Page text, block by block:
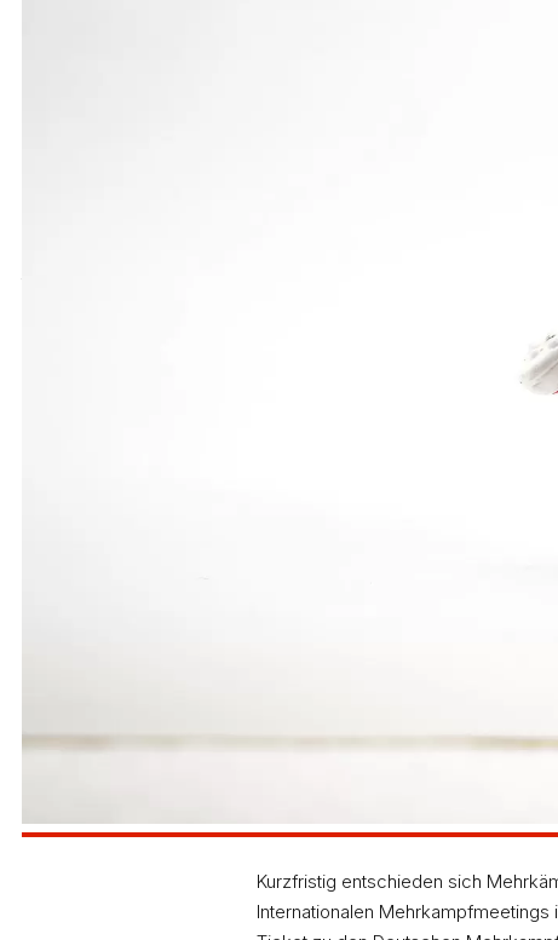
Kurzfristig entschieden sich
Internationalen
Ohne spezielle Vorbereitung, aber motiviert durch
mit guten Leistungen. Über die 100m Hürden kam
Bestleistung. Auch im Kugelstoßen verpasste sie
Am nächsten Tag stand der Weitsprung an, hier
wichtige Punkte vor dem abschließenden 800m-
angereisten und starken Mehrkämpferinnen von
4. Konold 4758 Punkte (14,68sek – 1,66m – 12,04m